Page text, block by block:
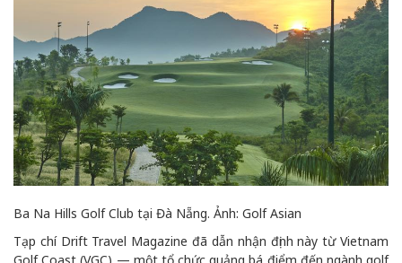
Ba Na Hills Golf Club tại Đà Nẵng. Ảnh: Golf Asian
Tạp chí Drift Travel Magazine đã dẫn nhận định này từ Vietnam